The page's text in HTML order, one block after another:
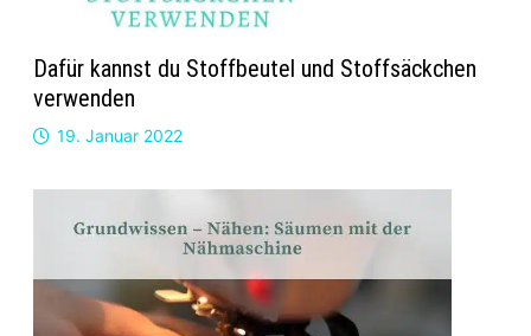
Dafür kannst du Stoffbeutel und Stoffsäckchen
verwenden
19. Januar 2022